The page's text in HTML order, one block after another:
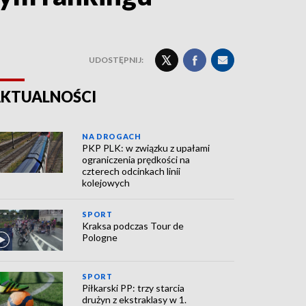
UDOSTĘPNIJ:
NA DROGACH
PKP PLK: w związku z upałami
ograniczenia prędkości na
czterech odcinkach linii
kolejowych
SPORT
Kraksa podczas Tour de
Pologne
SPORT
Piłkarski PP: trzy starcia
drużyn z ekstraklasy w 1.